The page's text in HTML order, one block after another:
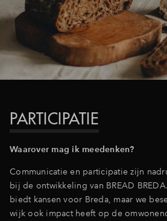
PARTICIPATIE
Waarover mag ik meedenken?
Communicatie en participatie zijn
bij de ontwikkeling van BREAD
biedt kansen voor Breda, maar we
wijk ook impact heeft op de